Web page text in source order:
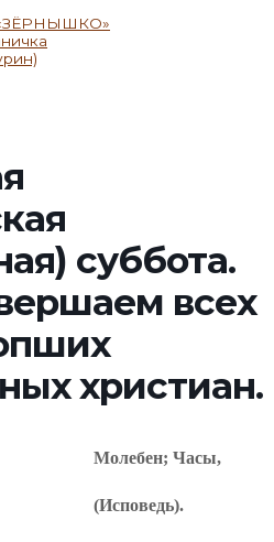
«ЗЁРНЫШКО»
суббота.
всех
христиан.
Молебен; Часы,
(Исповедь).